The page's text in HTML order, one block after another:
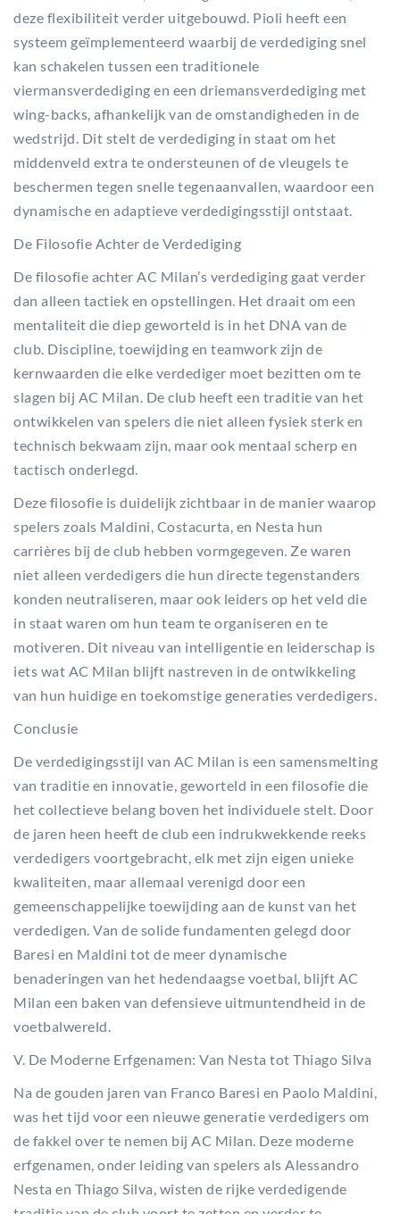
deze flexibiliteit verder uitgebouwd. Pioli heeft een
systeem geïmplementeerd waarbij de verdediging snel
kan schakelen tussen een traditionele
viermansverdediging en een driemansverdediging met
wing-backs, afhankelijk van de omstandigheden in de
wedstrijd. Dit stelt de verdediging in staat om het
middenveld extra te ondersteunen of de vleugels te
beschermen tegen snelle tegenaanvallen, waardoor een
dynamische en adaptieve verdedigingsstijl ontstaat.
De Filosofie Achter de Verdediging
De filosofie achter AC Milan’s verdediging gaat verder
dan alleen tactiek en opstellingen. Het draait om een
mentaliteit die diep geworteld is in het DNA van de
club. Discipline, toewijding en teamwork zijn de
kernwaarden die elke verdediger moet bezitten om te
slagen bij AC Milan. De club heeft een traditie van het
ontwikkelen van spelers die niet alleen fysiek sterk en
technisch bekwaam zijn, maar ook mentaal scherp en
tactisch onderlegd.
Deze filosofie is duidelijk zichtbaar in de manier waarop
spelers zoals Maldini, Costacurta, en Nesta hun
carrières bij de club hebben vormgegeven. Ze waren
niet alleen verdedigers die hun directe tegenstanders
konden neutraliseren, maar ook leiders op het veld die
in staat waren om hun team te organiseren en te
motiveren. Dit niveau van intelligentie en leiderschap is
iets wat AC Milan blijft nastreven in de ontwikkeling
van hun huidige en toekomstige generaties verdedigers.
Conclusie
De verdedigingsstijl van AC Milan is een samensmelting
van traditie en innovatie, geworteld in een filosofie die
het collectieve belang boven het individuele stelt. Door
de jaren heen heeft de club een indrukwekkende reeks
verdedigers voortgebracht, elk met zijn eigen unieke
kwaliteiten, maar allemaal verenigd door een
gemeenschappelijke toewijding aan de kunst van het
verdedigen. Van de solide fundamenten gelegd door
Baresi en Maldini tot de meer dynamische
benaderingen van het hedendaagse voetbal, blijft AC
Milan een baken van defensieve uitmuntendheid in de
voetbalwereld.
V. De Moderne Erfgenamen: Van Nesta tot Thiago Silva
Na de gouden jaren van Franco Baresi en Paolo Maldini,
was het tijd voor een nieuwe generatie verdedigers om
de fakkel over te nemen bij AC Milan. Deze moderne
erfgenamen, onder leiding van spelers als Alessandro
Nesta en Thiago Silva, wisten de rijke verdedigende